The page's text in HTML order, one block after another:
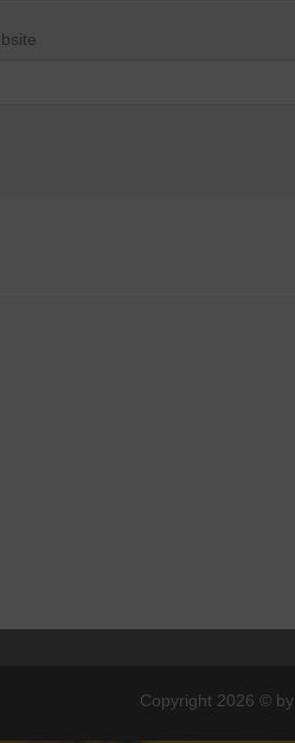
Copyright 2026 ©